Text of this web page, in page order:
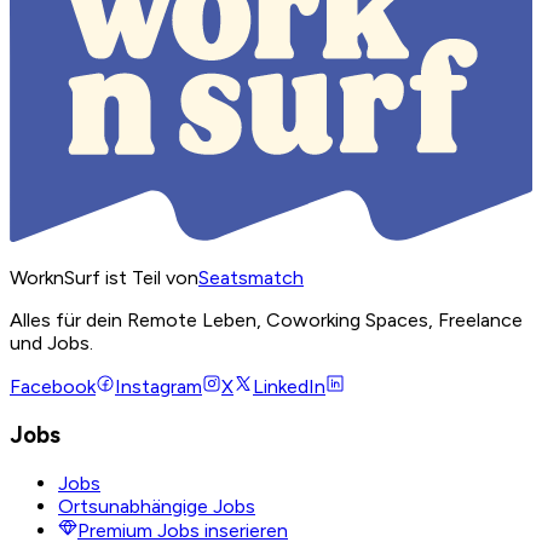
WorknSurf ist Teil vonSeatsmatch
Alles für dein Remote Leben, Coworking Spaces, Freelance
und Jobs.
Facebook
Instagram X LinkedIn
Jobs
Jobs
Ortsunabhängige Jobs
Premium Jobs inserieren